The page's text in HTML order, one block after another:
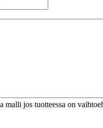
malli jos tuotteessa on